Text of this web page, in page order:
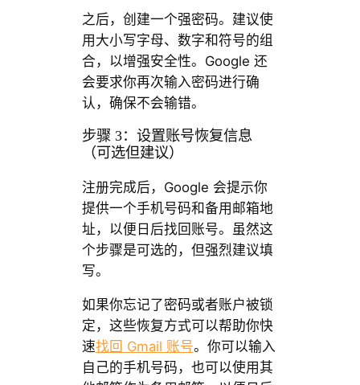
之后，创建一个强密码。建议使
用大小写字母、数字和符号的组
合，以增强安全性。Google 还
会要求你再次输入密码进行确
认，确保不会输错。
步骤 3：设置账号恢复信息
（可选但建议）
注册完成后，Google 会提示你
提供一个手机号码和备用邮箱地
址，以便日后找回账号。虽然这
个步骤是可选的，但强烈建议填
写。
如果你忘记了密码或者账户被锁
定，这些恢复方式可以帮助你快
速找回 Gmail 账号。你可以输入
自己的手机号码，也可以使用其